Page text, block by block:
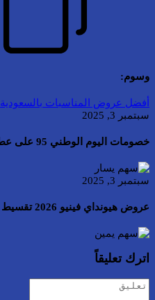
وسوم:
أفضل عروض المناسبات بالسعودية
سبتمبر 3, 2025
خصومات اليوم الوطني 95 على عطور أجمل
سبتمبر 3, 2025
عروض هيونداي فينيو 2026 تقسيط مريح ومزايا حصرية
اترك تعليقاً